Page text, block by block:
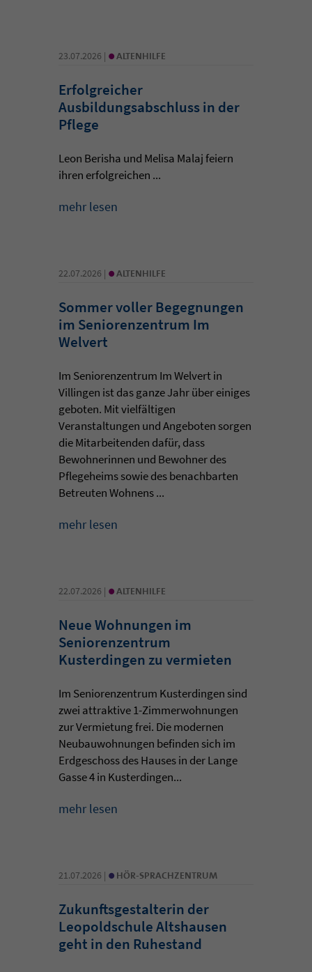
23.07.2026 | • ALTENHILFE
Erfolgreicher
Ausbildungsabschluss in der
Pflege
Leon Berisha und Melisa Malaj feiern
ihren erfolgreichen ...
mehr lesen
22.07.2026 | • ALTENHILFE
Sommer voller Begegnungen
im Seniorenzentrum Im
Welvert
Im Seniorenzentrum Im Welvert in
Villingen ist das ganze Jahr über einiges
geboten. Mit vielfältigen
Veranstaltungen und Angeboten sorgen
die Mitarbeitenden dafür, dass
Bewohnerinnen und Bewohner des
Pflegeheims sowie des benachbarten
Betreuten Wohnens ...
mehr lesen
22.07.2026 | • ALTENHILFE
Neue Wohnungen im
Seniorenzentrum
Kusterdingen zu vermieten
Im Seniorenzentrum Kusterdingen sind
zwei attraktive 1-Zimmerwohnungen
zur Vermietung frei. Die modernen
Neubauwohnungen befinden sich im
Erdgeschoss des Hauses in der Lange
Gasse 4 in Kusterdingen...
mehr lesen
21.07.2026 | • HÖR-SPRACHZENTRUM
Zukunftsgestalterin der
Leopoldschule Altshausen
geht in den Ruhestand